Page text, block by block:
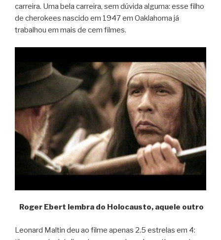
carreira. Uma bela carreira, sem dúvida alguma: esse filho
de cherokees nascido em 1947 em Oaklahoma já
trabalhou em mais de cem filmes.
Roger Ebert lembra do Holocausto, aquele outro
Leonard Maltin deu ao filme apenas 2.5 estrelas em 4: